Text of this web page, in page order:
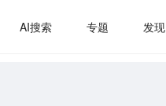
AI搜索 专题 发现